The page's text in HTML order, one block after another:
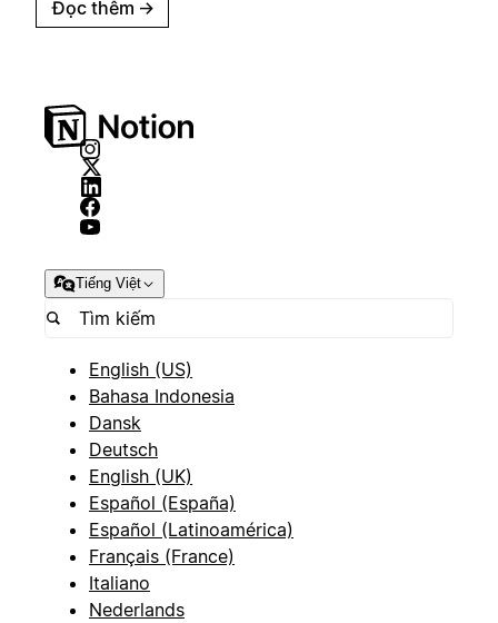
Đọc thêm →
Tiếng Việt
English (US)
Bahasa Indonesia
Dansk
Deutsch
English (UK)
Español (España)
Español (Latinoamérica)
Français (France)
Italiano
Nederlands